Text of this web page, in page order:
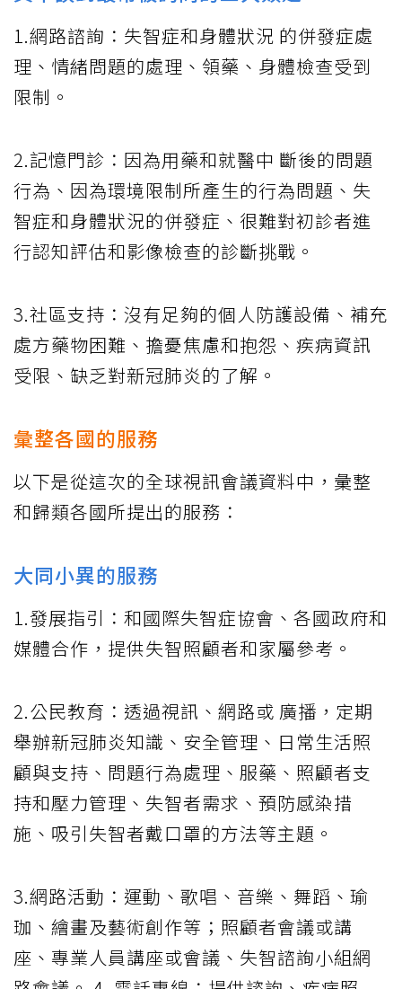
1.網路諮詢：失智症和身體狀況 的併發症處
理、情緒問題的處理、領藥、身體檢查受到
限制。
2.記憶門診：因為用藥和就醫中 斷後的問題
行為、因為環境限制所產生的行為問題、失
智症和身體狀況的併發症、很難對初診者進
行認知評估和影像檢查的診斷挑戰。
3.社區支持：沒有足夠的個人防護設備、補充
處方藥物困難、擔憂焦慮和抱怨、疾病資訊
受限、缺乏對新冠肺炎的了解。
彙整各國的服務
以下是從這次的全球視訊會議資料中，彙整
和歸類各國所提出的服務：
大同小異的服務
1.發展指引：和國際失智症協會、各國政府和
媒體合作，提供失智照顧者和家屬參考。
2.公民教育：透過視訊、網路或 廣播，定期
舉辦新冠肺炎知識、安全管理、日常生活照
顧與支持、問題行為處理、服藥、照顧者支
持和壓力管理、失智者需求、預防感染措
施、吸引失智者戴口罩的方法等主題。
3.網路活動：運動、歌唱、音樂、舞蹈、瑜
珈、繪畫及藝術創作等；照顧者會議或講
座、專業人員講座或會議、失智諮詢小組網